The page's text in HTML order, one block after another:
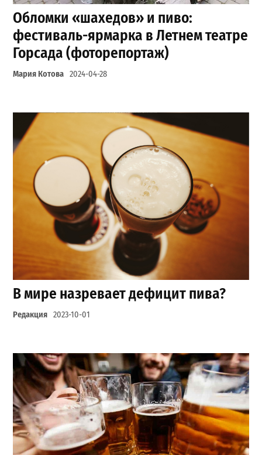
Обломки «шахедов» и пиво:
фестиваль-ярмарка в Летнем театре
Горсада (фоторепортаж)
Мария Котова 2024-04-28
В мире назревает дефицит пива?
Редакция 2023-10-01